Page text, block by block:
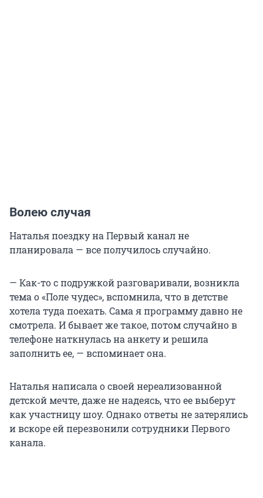
Волею случая
Наталья поездку на Первый канал не
планировала — все получилось случайно.
— Как-то с подружкой разговаривали, возникла
тема о «Поле чудес», вспомнила, что в детстве
хотела туда поехать. Сама я программу давно не
смотрела. И бывает же такое, потом случайно в
телефоне наткнулась на анкету и решила
заполнить ее, — вспоминает она.
Наталья написала о своей нереализованной
детской мечте, даже не надеясь, что ее выберут
как участницу шоу. Однако ответы не затерялись
и вскоре ей перезвонили сотрудники Первого
канала.